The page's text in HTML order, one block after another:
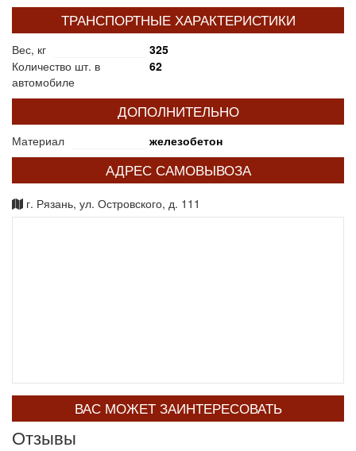
ТРАНСПОРТНЫЕ ХАРАКТЕРИСТИКИ
Вес, кг
325
Количество шт. в
автомобиле
62
ДОПОЛНИТЕЛЬНО
Материал железобетон
АДРЕС САМОВЫВОЗА
г. Рязань, ул. Островского, д. 111
ВАС МОЖЕТ ЗАИНТЕРЕСОВАТЬ
Отзывы